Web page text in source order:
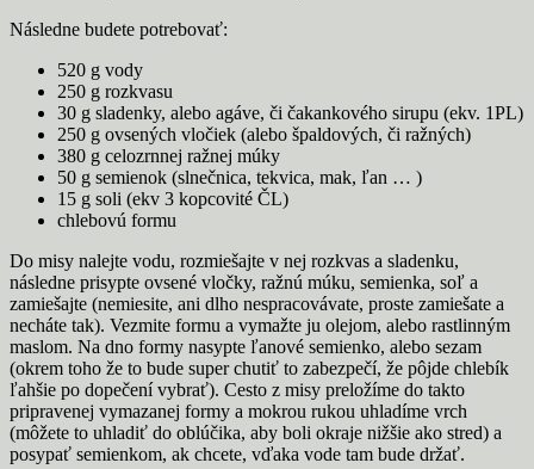
Následne budete potrebovať:
520 g vody
250 g rozkvasu
30 g sladenky, alebo agáve, či čakankového sirupu (ekv. 1PL)
250 g ovsených vločiek (alebo špaldových, či ražných)
380 g celozrnnej ražnej múky
50 g semienok (slnečnica, tekvica, mak, ľan … )
15 g soli (ekv 3 kopcovité ČL)
chlebovú formu
Do misy nalejte vodu, rozmiešajte v nej rozkvas a sladenku,
následne prisypte ovsené vločky, ražnú múku, semienka, soľ a
zamiešajte (nemiesite, ani dlho nespracovávate, proste zamiešate a
necháte tak). Vezmite formu a vymažte ju olejom, alebo rastlinným
maslom. Na dno formy nasypte ľanové semienko, alebo sezam
(okrem toho že to bude super chutiť to zabezpečí, že pôjde chlebík
ľahšie po dopečení vybrať). Cesto z misy preložíme do takto
pripravenej vymazanej formy a mokrou rukou uhladíme vrch
(môžete to uhladiť do oblúčika, aby boli okraje nižšie ako stred) a
posypať semienkom, ak chcete, vďaka vode tam bude držať.